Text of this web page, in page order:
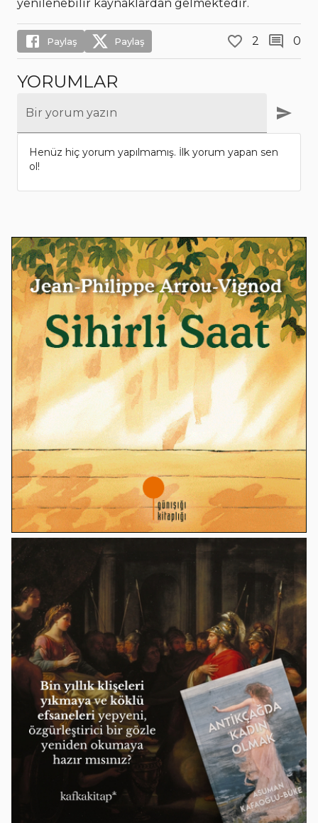
yenilenebilir kaynaklardan gelmektedir.
Paylaş Paylaş 2 0
YORUMLAR
Bir yorum yazın
Henüz hiç yorum yapılmamış. İlk yorum yapan sen
ol!